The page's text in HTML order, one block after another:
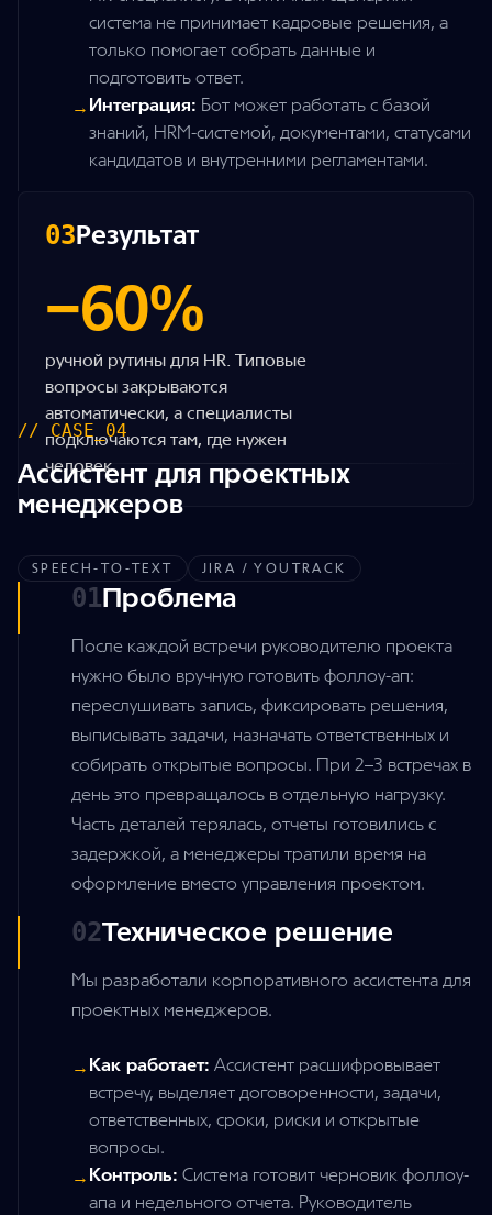
система не принимает кадровые решения, а
только помогает собрать данные и
подготовить ответ.
→ Интеграция: Бот может работать с базой
знаний, HRM-системой, документами, статусами
кандидатов и внутренними регламентами.
03Результат
−60%
ручной рутины для HR. Типовые
вопросы закрываются
автоматически, а специалисты
подключаются там, где нужен
человек.
// CASE_04
Ассистент для проектных
менеджеров
SPEECH-TO-TEXT JIRA / YOUTRACK
01Проблема
После каждой встречи руководителю проекта
нужно было вручную готовить фоллоу-ап:
переслушивать запись, фиксировать решения,
выписывать задачи, назначать ответственных и
собирать открытые вопросы. При 2–3 встречах в
день это превращалось в отдельную нагрузку.
Часть деталей терялась, отчеты готовились с
задержкой, а менеджеры тратили время на
оформление вместо управления проектом.
02Техническое решение
Мы разработали корпоративного ассистента для
проектных менеджеров.
→ Как работает: Ассистент расшифровывает
встречу, выделяет договоренности, задачи,
ответственных, сроки, риски и открытые
вопросы.
→ Контроль: Система готовит черновик фоллоу-
апа и недельного отчета. Руководитель